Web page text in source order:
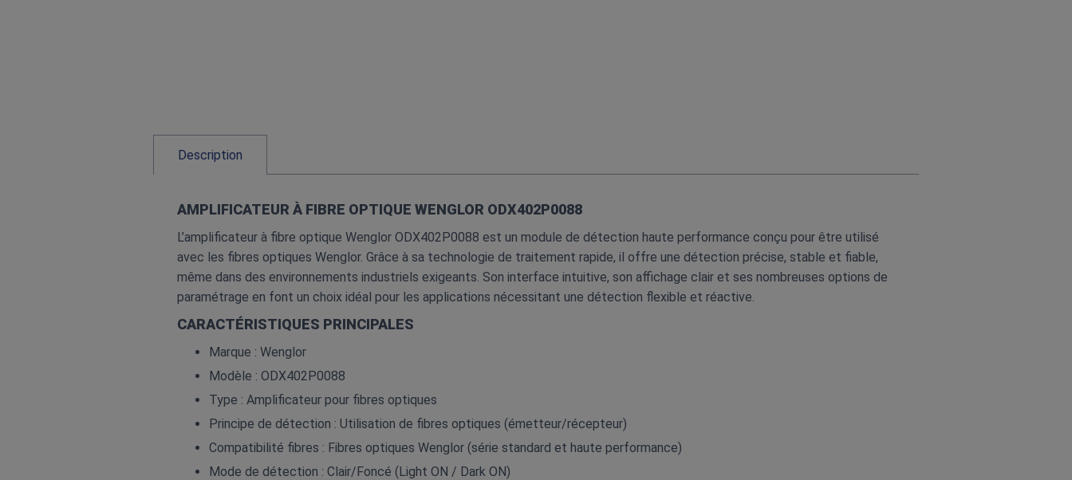
Description
AMPLIFICATEUR À FIBRE OPTIQUE WENGLOR ODX402P0088
L’amplificateur à fibre optique Wenglor ODX402P0088 est un module de détection haute performance conçu pour être utilisé
avec les fibres optiques Wenglor. Grâce à sa technologie de traitement rapide, il offre une détection précise, stable et fiable,
même dans des environnements industriels exigeants. Son interface intuitive, son affichage clair et ses nombreuses options de
paramétrage en font un choix idéal pour les applications nécessitant une détection flexible et réactive.
CARACTÉRISTIQUES PRINCIPALES
Marque : Wenglor
Modèle : ODX402P0088
Type : Amplificateur pour fibres optiques
Principe de détection : Utilisation de fibres optiques (émetteur/récepteur)
Compatibilité fibres : Fibres optiques Wenglor (série standard et haute performance)
Mode de détection : Clair/Foncé (Light ON / Dark ON)